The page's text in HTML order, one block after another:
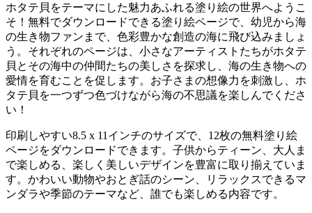
ホタテ貝をテーマにした魅力あふれる塗り絵の世界へようこ
そ！無料でダウンロードできる塗り絵ページで、幼児から海
の生き物ファンまで、色彩豊かな創造の海に飛び込みましょ
う。それぞれのページは、小さなアーティストたちがホタテ
貝とその海中の仲間たちの美しさを探求し、海の生き物への
愛情を育むことを促します。お子さまの想像力を刺激し、ホ
タテ貝を一つずつ色づけながら海の不思議を楽しんでくださ
い！
印刷しやすい8.5 x 11インチのサイズで、12枚の無料塗り絵
ページをダウンロードできます。子供からティーン、大人ま
で楽しめる、楽しく美しいデザインを豊富に取り揃えていま
す。かわいい動物やおとぎ話のシーン、リラックスできるマ
ンダラや季節のテーマなど、誰でも楽しめる内容です。